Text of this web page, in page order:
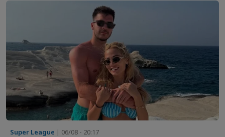
Super League | 06/08 - 20:17